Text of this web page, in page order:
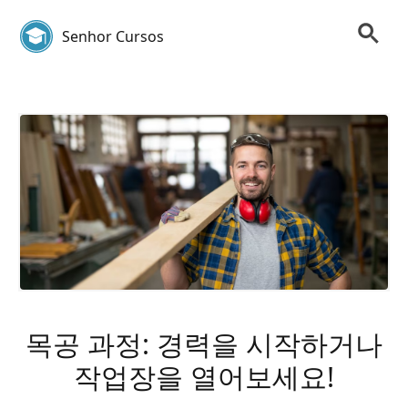
Senhor Cursos
목공 과정: 경력을 시작하거나
작업장을 열어보세요!